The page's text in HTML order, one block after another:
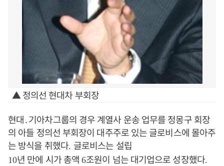
▲ 정의선 현대차 부회장
현대․기아차그룹의 경우 계열사 운송 업무를 정몽구 회장
의 아들 정의선 부회장이 대주주로 있는 글로비스에 몰아주
는 방식을 취했다. 글로비스는 설립
10년 만에 시가 총액6조원이 넘는 대기업으로 성장했다.